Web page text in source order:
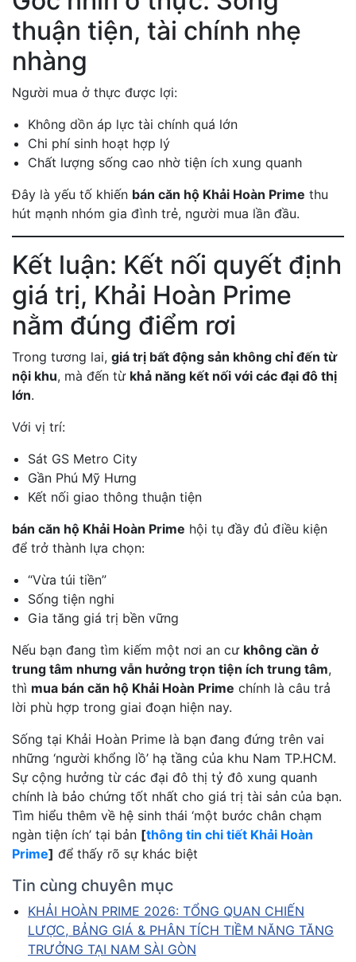
thuận tiện, tài chính nhẹ
nhàng
Người mua ở thực được lợi:
Không dồn áp lực tài chính quá lớn
Chi phí sinh hoạt hợp lý
Chất lượng sống cao nhờ tiện ích xung quanh
Đây là yếu tố khiến bán căn hộ Khải Hoàn Prime thu
hút mạnh nhóm gia đình trẻ, người mua lần đầu.
Kết luận: Kết nối quyết định
giá trị, Khải Hoàn Prime
nằm đúng điểm rơi
Trong tương lai, giá trị bất động sản không chỉ đến từ
nội khu, mà đến từ khả năng kết nối với các đại đô thị
lớn.
Với vị trí:
Sát GS Metro City
Gần Phú Mỹ Hưng
Kết nối giao thông thuận tiện
bán căn hộ Khải Hoàn Prime hội tụ đầy đủ điều kiện
để trở thành lựa chọn:
“Vừa túi tiền”
Sống tiện nghi
Gia tăng giá trị bền vững
Nếu bạn đang tìm kiếm một nơi an cư không cần ở
trung tâm nhưng vẫn hưởng trọn tiện ích trung tâm,
thì mua bán căn hộ Khải Hoàn Prime chính là câu trả
lời phù hợp trong giai đoạn hiện nay.
Sống tại Khải Hoàn Prime là bạn đang đứng trên vai
những ‘người khổng lồ’ hạ tầng của khu Nam TP.HCM.
Sự cộng hưởng từ các đại đô thị tỷ đô xung quanh
chính là bảo chứng tốt nhất cho giá trị tài sản của bạn.
Tìm hiểu thêm về hệ sinh thái ‘một bước chân chạm
ngàn tiện ích’ tại bản [thông tin chi tiết Khải Hoàn
Prime] để thấy rõ sự khác biệt
Tin cùng chuyên mục
KHẢI HOÀN PRIME 2026: TỔNG QUAN CHIẾN
LƯỢC, BẢNG GIÁ & PHÂN TÍCH TIỀM NĂNG TĂNG
TRƯỞNG TẠI NAM SÀI GÒN